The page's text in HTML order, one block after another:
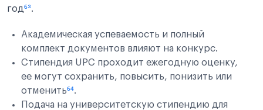
год⁶³.
Академическая успеваемость и полный
комплект документов влияют на конкурс.
Стипендия UPC проходит ежегодную оценку,
ее могут сохранить, повысить, понизить или
отменить⁶⁴.
Подача на университетскую стипендию для